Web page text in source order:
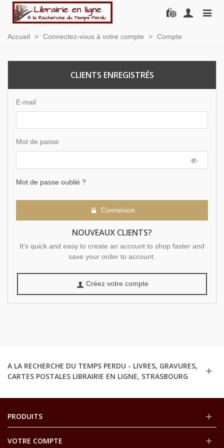
0
Accueil > Connectez-vous à votre compte > Compte
CLIENTS ENREGISTRÉS
E-mail
Mot de passe
Mot de passe oublié ?
Connexion
NOUVEAUX CLIENTS?
It's quick and easy to create an account to shop faster and
save your order to account.
Créez votre compte
A LA RECHERCHE DU TEMPS PERDU - LIVRES, GRAVURES,
CARTES POSTALES LIBRAIRIE EN LIGNE, STRASBOURG
PRODUITS
VOTRE COMPTE